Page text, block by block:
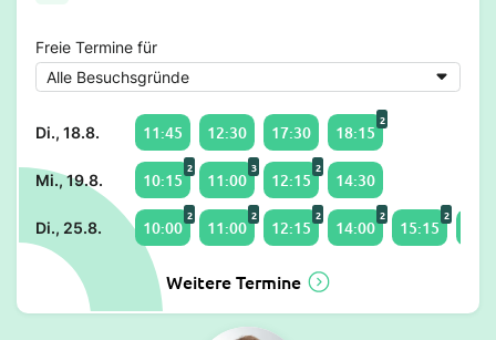
Freie Termine für
Di., 18.8. 11:45 12:30 17:30 18:15
2
Mi., 19.8. 10:15
2
11:00
3
12:15
2
14:30
Di., 25.8. 10:00
2
11:00
2
12:15
2
14:00
2
15:15
2
Weitere Termine